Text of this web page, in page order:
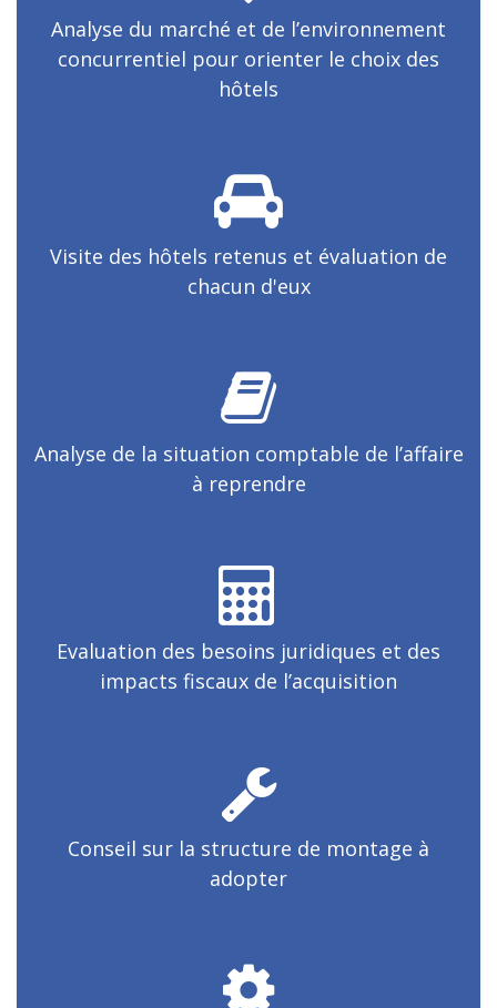
Analyse du marché et de l’environnement
concurrentiel pour orienter le choix des
hôtels
Visite des hôtels retenus et évaluation de
chacun d'eux
Analyse de la situation comptable de l’affaire
à reprendre
Evaluation des besoins juridiques et des
impacts fiscaux de l’acquisition
Conseil sur la structure de montage à
adopter